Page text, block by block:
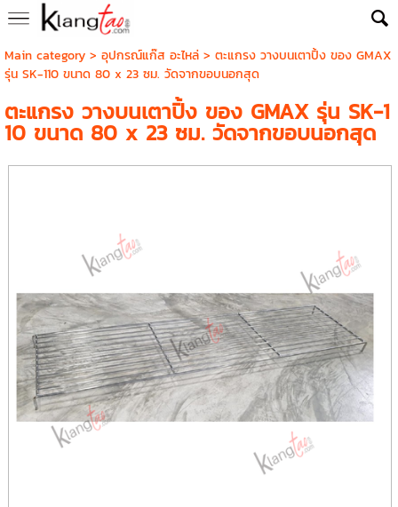
Main category> อุปกรณ์แก๊ส อะไหล่> ตะแกรง วางบนเตาปิ้ง ของ GMAX
รุ่น SK-110 ขนาด 80 x 23 ซม. วัดจากขอบนอกสุด
ตะแกรง วางบนเตาปิ้ง ของ GMAX รุ่น SK-1
10 ขนาด 80 x 23 ซม. วัดจากขอบนอกสุด